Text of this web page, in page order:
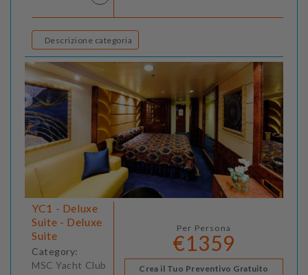
Descrizione categoria
YC1 - Deluxe
Suite - Deluxe
Suite
Category:
MSC Yacht Club
Per Persona
€1359
Crea il Tuo Preventivo Gratuito